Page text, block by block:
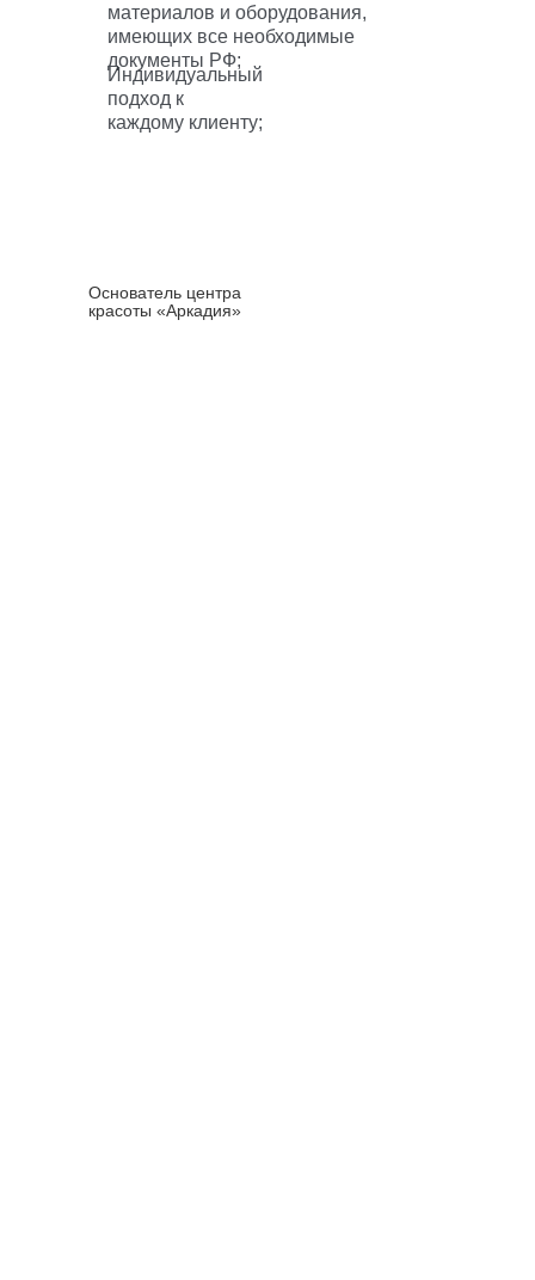
Основатель центра
красоты «Аркадия»
материалов и оборудования,
имеющих все необходимые
документы РФ;
Индивидуальный
подход к
каждому клиенту;